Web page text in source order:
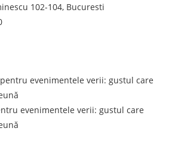
102-104, Bucuresti
evenimentele verii: gustul care